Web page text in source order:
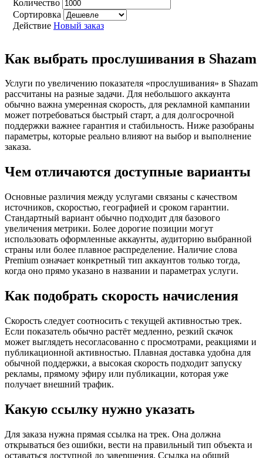
Количество
Сортировка
Действие Новый заказ
Как выбрать прослушивания в Shazam
Услуги по увеличению показателя «прослушивания» в Shazam
рассчитаны на разные задачи. Для небольшого аккаунта
обычно важна умеренная скорость, для рекламной кампании
может потребоваться быстрый старт, а для долгосрочной
поддержки важнее гарантия и стабильность. Ниже разобраны
параметры, которые реально влияют на выбор и выполнение
заказа.
Чем отличаются доступные варианты
Основные различия между услугами связаны с качеством
источников, скоростью, географией и сроком гарантии.
Стандартный вариант обычно подходит для базового
увеличения метрики. Более дорогие позиции могут
использовать оформленные аккаунты, аудиторию выбранной
страны или более плавное распределение. Наличие слова
Premium означает конкретный тип аккаунтов только тогда,
когда оно прямо указано в названии и параметрах услуги.
Как подобрать скорость начисления
Скорость следует соотносить с текущей активностью трек.
Если показатель обычно растёт медленно, резкий скачок
может выглядеть несогласованно с просмотрами, реакциями и
публикационной активностью. Плавная доставка удобна для
обычной поддержки, а высокая скорость подходит запуску
рекламы, прямому эфиру или публикации, которая уже
получает внешний трафик.
Какую ссылку нужно указать
Для заказа нужна прямая ссылка на трек. Она должна
открываться без ошибки, вести на правильный тип объекта и
оставаться доступной до завершения. Ссылка на общий